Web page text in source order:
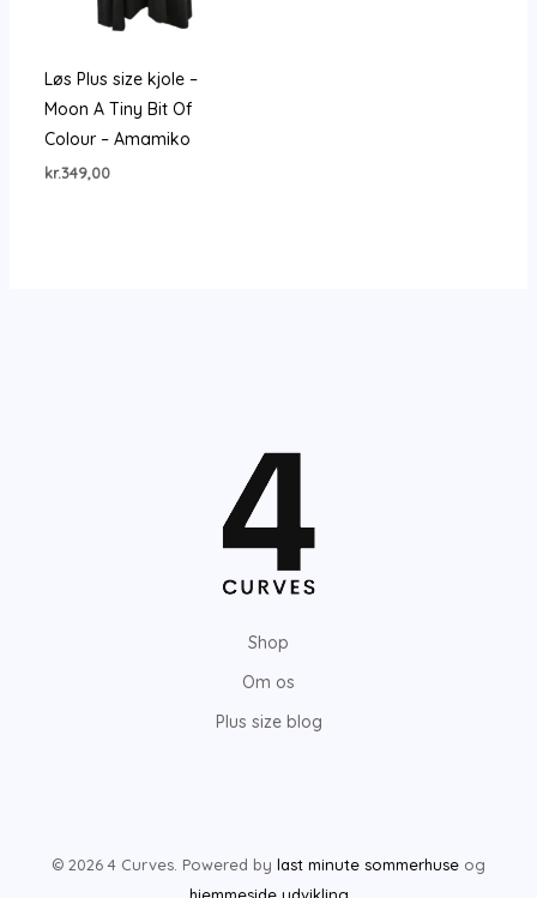
Løs Plus size kjole –
Moon A Tiny Bit Of
Colour – Amamiko
kr.349,00
Shop
Om os
Plus size blog
© 2026 4 Curves. Powered by last minute sommerhuse og
hjemmeside udvikling